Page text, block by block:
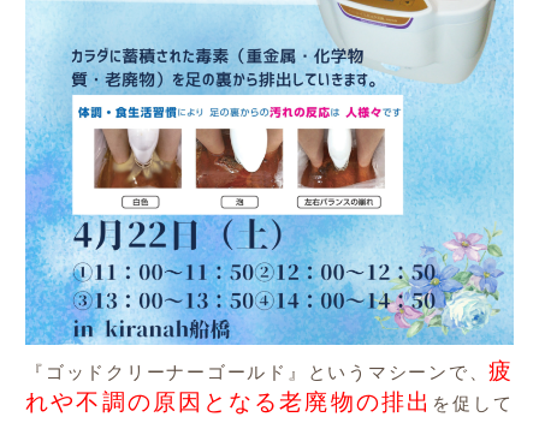
『ゴッドクリーナーゴールド』というマシーンで、疲
れや不調の原因となる老廃物の排出 を促して